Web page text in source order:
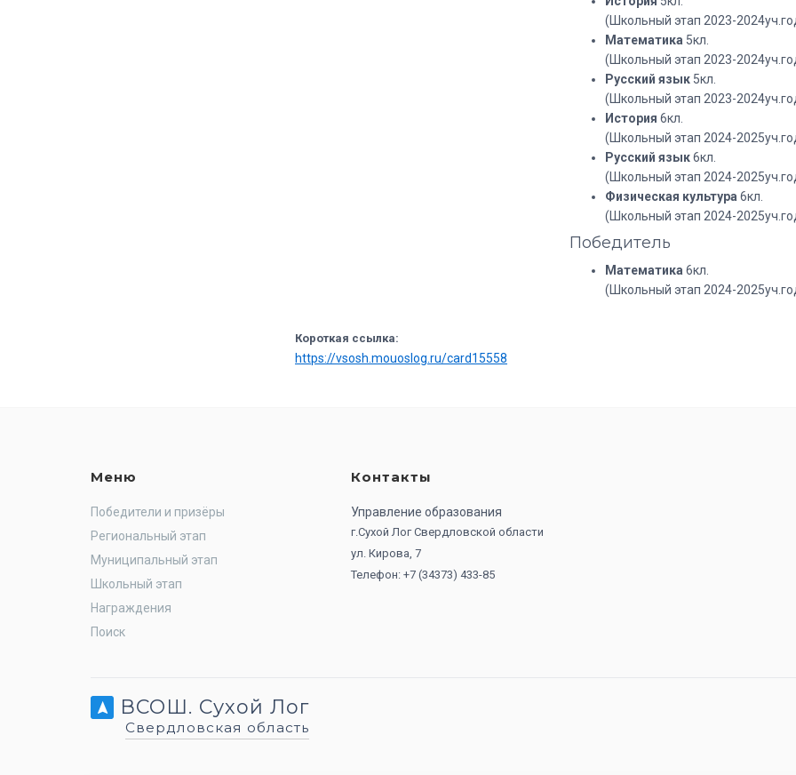
(Школьный этап 2023-
Математика 5кл.
(Школьный этап 2023-
Русский язык 5кл.
(Школьный этап 2023-
История 6кл.
(Школьный этап 2024-
Русский язык6кл.
(Школьный этап 2024-
Физическая культура 6кл.
(Школьный этап 2024-
Победитель
Математика 6кл.
(Школьный этап 2024-
Короткая ссылка:
https://vsosh.mouoslog.ru/card15558
Меню
Победители и призёры
Региональный этап
Муниципальный этап
Школьный этап
Награждения
Поиск
Контакты
Управление образования
г.Сухой Лог Свердловской области
ул. Кирова, 7
Телефон: +7 (34373) 433-85
ВСОШ. Сухой Лог
Свердловская область